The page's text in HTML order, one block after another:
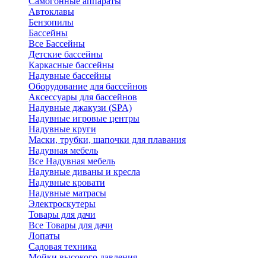
Автоклавы
Бензопилы
Бассейны
Все Бассейны
Детские бассейны
Каркасные бассейны
Надувные бассейны
Оборудование для бассейнов
Аксессуары для бассейнов
Надувные джакузи (SPA)
Надувные игровые центры
Надувные круги
Маски, трубки, шапочки для плавания
Надувная мебель
Все Надувная мебель
Надувные диваны и кресла
Надувные кровати
Надувные матрасы
Электроскутеры
Товары для дачи
Все Товары для дачи
Лопаты
Садовая техника